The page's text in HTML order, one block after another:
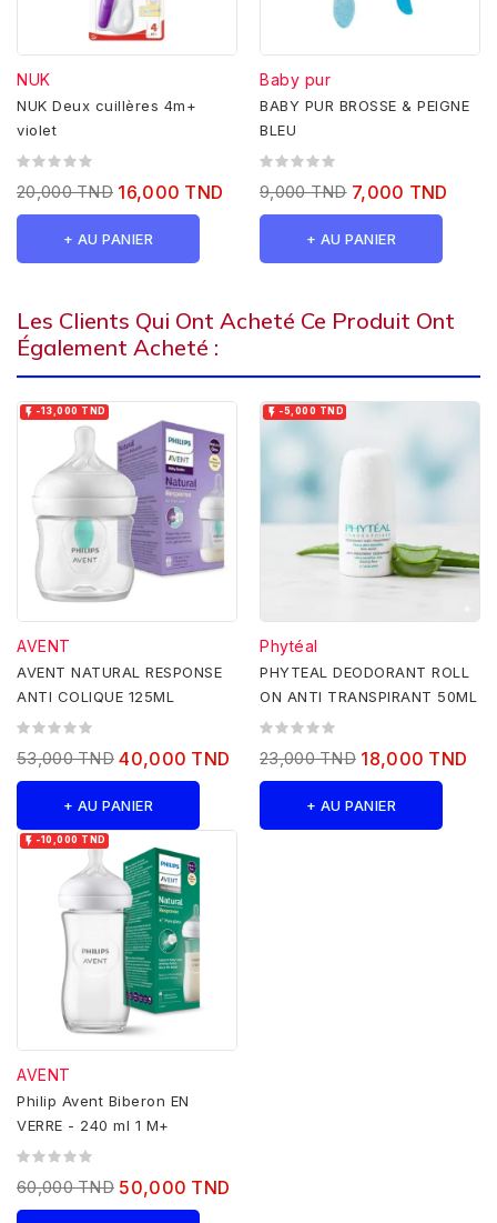
NUK
NUK Deux cuillères 4m+
violet
20,000 TND 16,000 TND
+ AU PANIER
Baby pur
BABY PUR BROSSE & PEIGNE
BLEU
9,000 TND 7,000 TND
+ AU PANIER
Les Clients Qui Ont Acheté Ce Produit Ont
Également Acheté :
 -13,000 TND
AVENT
AVENT NATURAL RESPONSE
ANTI COLIQUE 125ML
53,000 TND 40,000 TND
+ AU PANIER
 -5,000 TND
Phytéal
PHYTEAL DEODORANT ROLL
ON ANTI TRANSPIRANT 50ML
23,000 TND 18,000 TND
+ AU PANIER
 -10,000 TND
AVENT
Philip Avent Biberon EN
VERRE - 240 ml 1 M+
60,000 TND 50,000 TND